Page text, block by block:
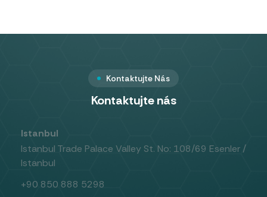
Kontaktujte Nás
Kontaktujte nás
Istanbul
Istanbul Trade Palace Valley St. No: 108/69 Esenler /
Istanbul
+90 850 888 5298